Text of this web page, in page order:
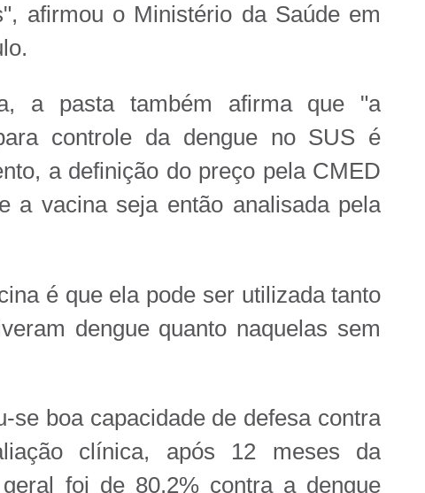
afirmou o Ministério da Saúde em
a pasta também afirma que "a
controle da dengue no SUS é
a definição do preço pela CMED
a vacina seja então analisada pela
é que ela pode ser utilizada tanto
dengue quanto naquelas sem
se boa capacidade de defesa contra
clínica, após 12 meses da
foi de 80,2% contra a dengue